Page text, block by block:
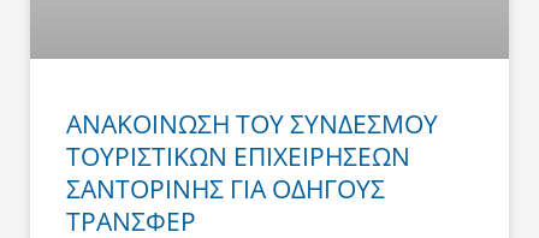
ΑΝΑΚΟΙΝΩΣΗ ΤΟΥ ΣΥΝΔΕΣΜΟΥ
ΤΟΥΡΙΣΤΙΚΩΝ ΕΠΙΧΕΙΡΗΣΕΩΝ
ΣΑΝΤΟΡΙΝΗΣ ΓΙΑ ΟΔΗΓΟΥΣ
ΤΡΑΝΣΦΕΡ